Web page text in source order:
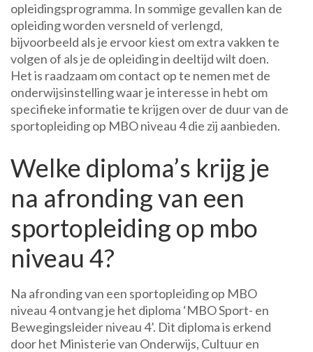
opleidingsprogramma. In sommige gevallen kan de
opleiding worden versneld of verlengd,
bijvoorbeeld als je ervoor kiest om extra vakken te
volgen of als je de opleiding in deeltijd wilt doen.
Het is raadzaam om contact op te nemen met de
onderwijsinstelling waar je interesse in hebt om
specifieke informatie te krijgen over de duur van de
sportopleiding op MBO niveau 4 die zij aanbieden.
Welke diploma’s krijg je
na afronding van een
sportopleiding op mbo
niveau 4?
Na afronding van een sportopleiding op MBO
niveau 4 ontvang je het diploma ‘MBO Sport- en
Bewegingsleider niveau 4’. Dit diploma is erkend
door het Ministerie van Onderwijs, Cultuur en